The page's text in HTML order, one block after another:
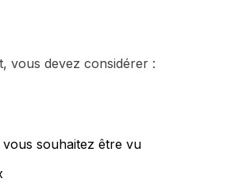
vous devez considérer :
vous souhaitez être vu